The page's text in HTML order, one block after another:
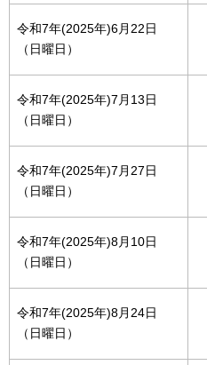
令和7年(2025年)6月22日
（日曜日）
令和7年(2025年)7月13日
（日曜日）
令和7年(2025年)7月27日
（日曜日）
令和7年(2025年)8月10日
（日曜日）
令和7年(2025年)8月24日
（日曜日）